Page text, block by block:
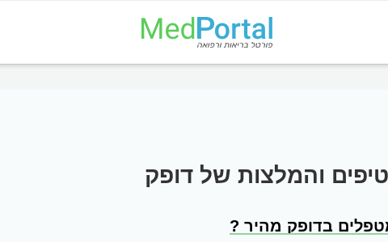
והמלצות של דופק
בדופק מהיר ?